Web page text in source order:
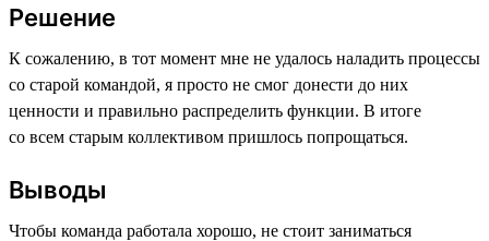
Решение
К сожалению, в тот момент мне не удалось наладить процессы
со старой командой, я просто не смог донести до них
ценности и правильно распределить функции. В итоге
со всем старым коллективом пришлось попрощаться.
Выводы
Чтобы команда работала хорошо, не стоит заниматься